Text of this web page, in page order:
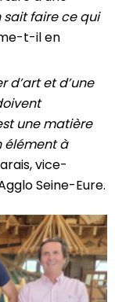
sait faire ce qui
t-il en
d’art et d’une
une matière
élément à
vice-
Seine-Eure.